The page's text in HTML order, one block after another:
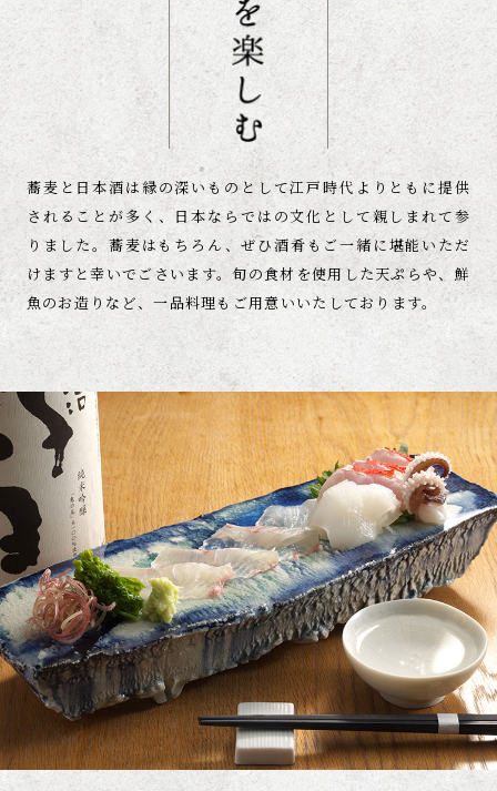
蕎麦と日本酒は縁の深いものとして江戸時代よりともに提供
されることが多く、日本ならではの文化として親しまれて参
りました。蕎麦はもちろん、ぜひ酒肴もご一緒に堪能いただ
けますと幸いでごさいます。旬の食材を使用した天ぷらや、鮮
魚のお造りなど、一品料理もご用意いいたしております。